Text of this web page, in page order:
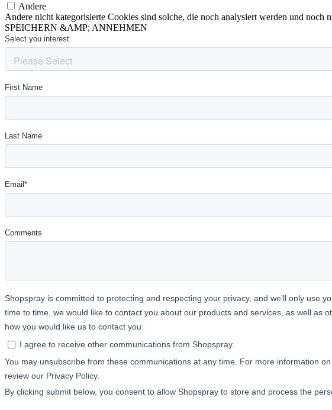
Andere
Andere nicht kategorisierte Cookies sind solche, die noch analysiert werden und noch
SPEICHERN &AMP; ANNEHMEN